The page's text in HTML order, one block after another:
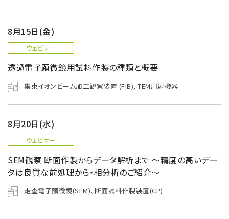
8月15日(金)
ウェビナー
透過電子顕微鏡用試料作製の種類と概要
集束イオンビーム加工観察装置 (FIB), TEM周辺機器
8月20日(水)
ウェビナー
SEM観察 断面作製からデータ解析まで ～精度の高いデー
タは良質な前処理から・相分析のご紹介～
走査電子顕微鏡(SEM)、断面試料作製装置(CP)